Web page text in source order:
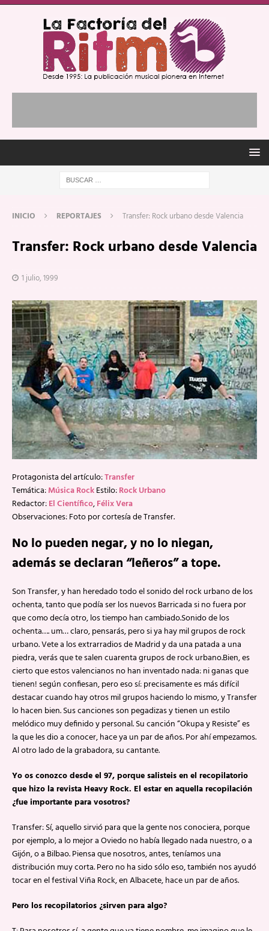
INICIO REPORTAJES Transfer: Rock urbano desde Valencia
Transfer: Rock urbano desde Valencia
1 julio, 1999
Protagonista del artículo:Transfer
Temática:Música RockEstilo:Rock Urbano
Redactor:El Científico,Félix Vera
Observaciones: Foto por cortesía de Transfer.
No lo pueden negar, y no lo niegan,
además se declaran “leñeros” a tope.
Son Transfer, y han heredado todo el sonido del rock urbano de los
ochenta, tanto que podía ser los nuevos Barricada si no fuera por
que como decía otro, los tiempo han cambiado.Sonido de los
ochenta…. um… claro, pensarás, pero si ya hay mil grupos de rock
urbano. Vete a los extrarradios de Madrid y da una patada a una
piedra, verás que te salen cuarenta grupos de rock urbano.Bien, es
cierto que estos valencianos no han inventado nada: ni ganas que
tienen! según confiesan, pero eso sí: precisamente es más difícil
destacar cuando hay otros mil grupos haciendo lo mismo, y Transfer
lo hacen bien. Sus canciones son pegadizas y tienen un estilo
melódico muy definido y personal. Su canción “Okupa y Resiste” es
la que les dio a conocer, hace ya un par de años. Por ahí empezamos.
Al otro lado de la grabadora, su cantante.
Yo os conozco desde el 97, porque salisteis en el recopilatorio
que hizo la revista Heavy Rock. El estar en aquella recopilación
¿fue importante para vosotros?
Transfer: Sí, aquello sirvió para que la gente nos conociera, porque
por ejemplo, a lo mejor a Oviedo no había llegado nada nuestro, o a
Gijón, o a Bilbao. Piensa que nosotros, antes, teníamos una
distribución muy corta. Pero no ha sido sólo eso, también nos ayudó
tocar en el festival Viña Rock, en Albacete, hace un par de años.
Pero los recopilatorios ¿sirven para algo?